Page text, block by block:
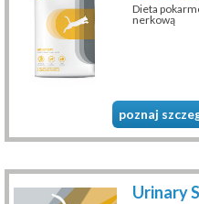
Dieta
nerkową
poznaj
Urinary